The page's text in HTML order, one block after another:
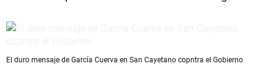
El duro mensaje de García Cuerva en San Cayetano copntra el Gobierno